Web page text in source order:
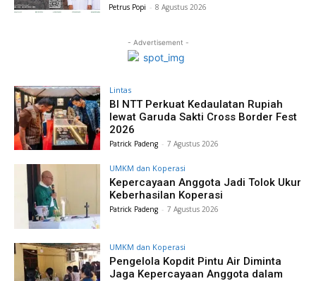
Petrus Popi - 8 Agustus 2026
- Advertisement -
Lintas
BI NTT Perkuat Kedaulatan Rupiah
lewat Garuda Sakti Cross Border Fest
2026
Patrick Padeng - 7 Agustus 2026
UMKM dan Koperasi
Kepercayaan Anggota Jadi Tolok Ukur
Keberhasilan Koperasi
Patrick Padeng - 7 Agustus 2026
UMKM dan Koperasi
Pengelola Kopdit Pintu Air Diminta
Jaga Kepercayaan Anggota dalam